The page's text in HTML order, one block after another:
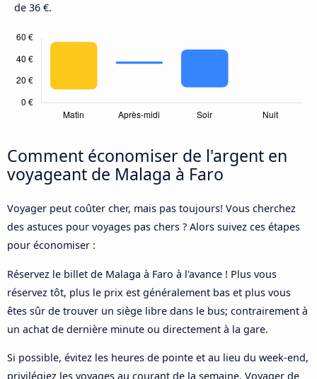
de 36 €.
Comment économiser de l'argent en
voyageant de Malaga à Faro
Voyager peut coûter cher, mais pas toujours! Vous cherchez
des astuces pour voyages pas chers ? Alors suivez ces étapes
pour économiser :
Réservez le billet de Malaga à Faro à l'avance ! Plus vous
réservez tôt, plus le prix est généralement bas et plus vous
êtes sûr de trouver un siège libre dans le bus; contrairement à
un achat de dernière minute ou directement à la gare.
Si possible, évitez les heures de pointe et au lieu du week-end,
privilégiez les voyages au courant de la semaine. Voyager de